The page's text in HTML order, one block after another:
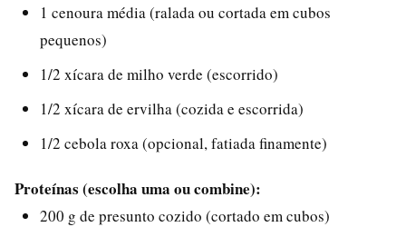
1 cenoura média (ralada ou cortada em cubos
pequenos)
1/2 xícara de milho verde (escorrido)
1/2 xícara de ervilha (cozida e escorrida)
1/2 cebola roxa (opcional, fatiada finamente)
Proteínas (escolha uma ou combine):
200 g de presunto cozido (cortado em cubos)